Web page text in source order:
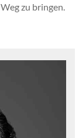
zu brin­gen.